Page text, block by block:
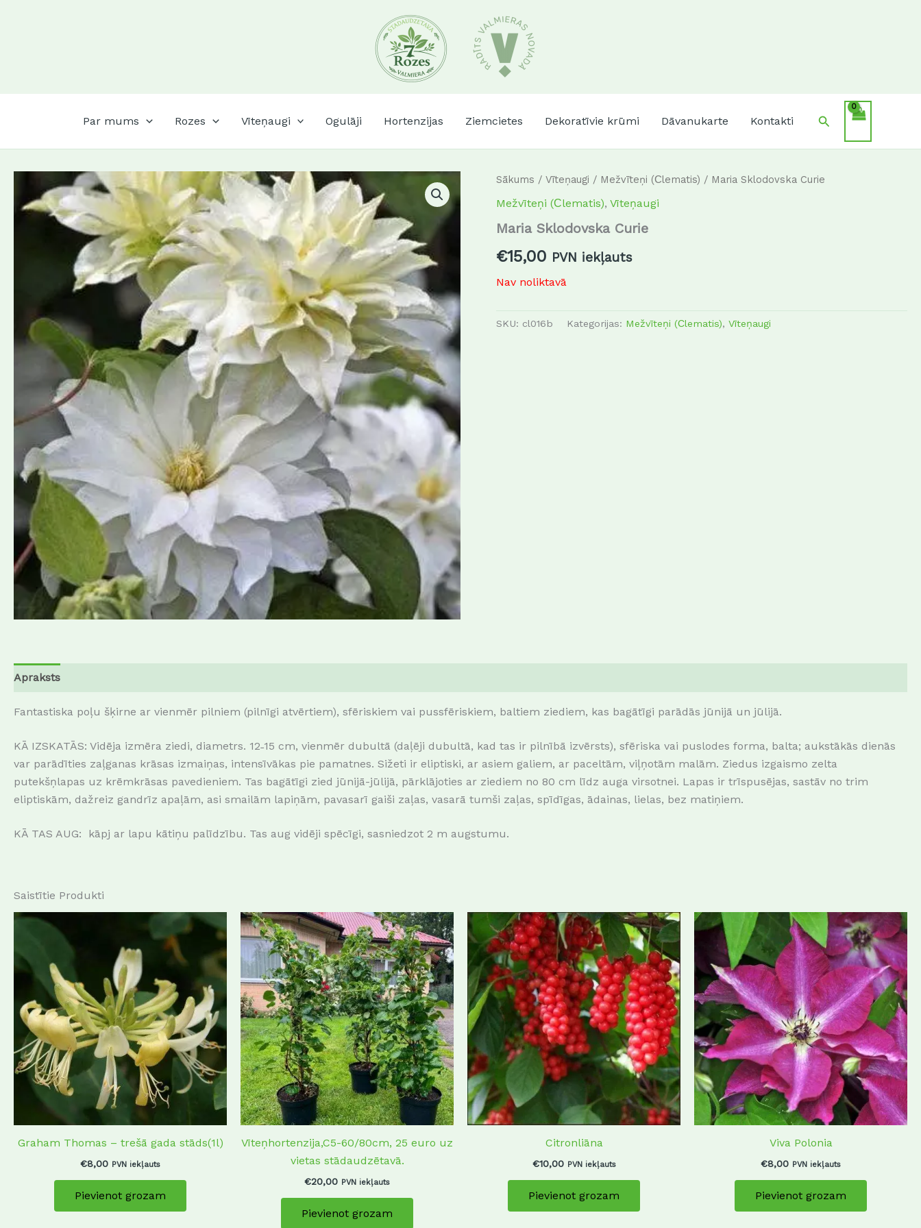
Par mums Rozes Vīteņaugi Ogulāji Hortenzijas Ziemcietes Dekoratīvie krūmi Dāvanukarte Kontakti Search
Sākums /Vīteņaugi / Mežvīteņi (Сlematis) / Maria Sklodovska Curie
Mežvīteņi (Сlematis),Vīteņaugi
Maria Sklodovska Curie
€15,00 PVN iekļauts
Nav noliktavā
SKU: cl016b Kategorijas: Mežvīteņi (Сlematis),Vīteņaugi
Apraksts
Fantastiska poļu šķirne ar vienmēr pilniem (pilnīgi atvērtiem), sfēriskiem vai pussfēriskiem, baltiem ziediem, kas bagātīgi parādās jūnijā un jūlijā.
KĀ IZSKATĀS: Vidēja izmēra ziedi, diametrs. 12˗15 cm, vienmēr dubultā (daļēji dubultā, kad tas ir pilnībā izvērsts), sfēriska vai puslodes forma, balta; aukstākās dienās
var parādīties zaļganas krāsas izmaiņas, intensīvākas pie pamatnes. Sižeti ir eliptiski, ar asiem galiem, ar paceltām, viļņotām malām. Ziedus izgaismo zelta
putekšņlapas uz krēmkrāsas pavedieniem. Tas bagātīgi zied jūnijā-jūlijā, pārklājoties ar ziediem no 80 cm līdz auga virsotnei. Lapas ir trīspusējas, sastāv no trim
eliptiskām, dažreiz gandrīz apaļām, asi smailām lapiņām, pavasarī gaiši zaļas, vasarā tumši zaļas, spīdīgas, ādainas, lielas, bez matiņiem.
KĀ TAS AUG: kāpj ar lapu kātiņu palīdzību. Tas aug vidēji spēcīgi, sasniedzot 2 m augstumu.
Saistītie Produkti
Graham Thomas – trešā gada stāds(1l)
€8,00 PVN iekļauts
Pievienot grozam
Vīteņhortenzija,C5-60/80cm, 25 euro uz
vietas stādaudzētavā.
€20,00 PVN iekļauts
Pievienot grozam
Citronliāna
€10,00 PVN iekļauts
Pievienot grozam
Viva Polonia
€8,00 PVN iekļauts
Pievienot grozam